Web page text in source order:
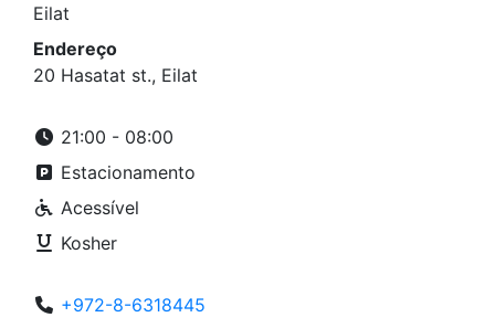
Eilat
Endereço
20 Hasatat st., Eilat
21:00 - 08:00
Estacionamento
Acessível
Kosher
+972-8-6318445